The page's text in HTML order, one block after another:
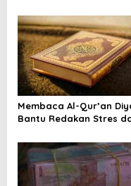
o
n
Membaca Al-Qur’an
Bantu Redakan Stres